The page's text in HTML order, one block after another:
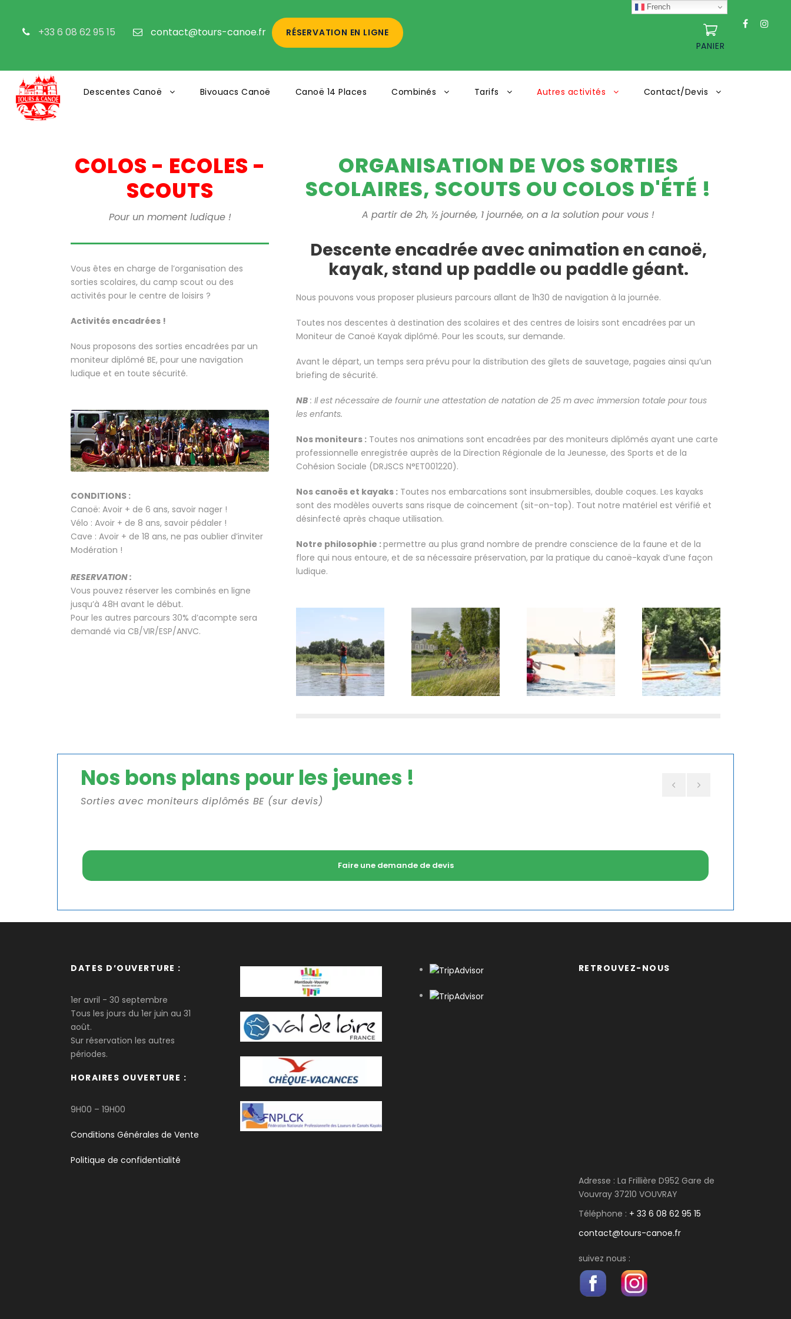
+33 6 08 62 95 15 contact@tours-canoe.fr
RÉSERVATION EN LIGNE
PANIER
Descentes Canoë Bivouacs Canoë Canoë 14 Places Combinés Tarifs Autres activités Contact/Devis
COLOS - ECOLES -
SCOUTS
Pour un moment ludique !
Vous êtes en charge de l’organisation des
sorties scolaires, du camp scout ou des
activités pour le centre de loisirs ?
Activités encadrées !
Nous proposons des sorties encadrées par un
moniteur diplômé BE, pour une navigation
ludique et en toute sécurité.
CONDITIONS :
Canoë: Avoir + de 6 ans, savoir nager !
Vélo : Avoir + de 8 ans, savoir pédaler !
Cave : Avoir + de 18 ans, ne pas oublier d’inviter
Modération !
RESERVATION :
Vous pouvez réserver les combinés en ligne
jusqu’à 48H avant le début.
Pour les autres parcours 30% d’acompte sera
demandé via CB/VIR/ESP/ANVC.
ORGANISATION DE VOS SORTIES
SCOLAIRES, SCOUTS OU COLOS D'ÉTÉ !
A partir de 2h, ½ journée, 1 journée, on a la solution pour vous !
Descente encadrée avec animation en canoë,
kayak, stand up paddle ou paddle géant.
Nous pouvons vous proposer plusieurs parcours allant de 1h30 de navigation à la journée.
Toutes nos descentes à destination des scolaires et des centres de loisirs sont encadrées par un
Moniteur de Canoë Kayak diplômé. Pour les scouts, sur demande.
Avant le départ, un temps sera prévu pour la distribution des gilets de sauvetage, pagaies ainsi qu’un
briefing de sécurité.
NB : Il est nécessaire de fournir une attestation de natation de 25 m avec immersion totale pour tous
les enfants.
Nos moniteurs : Toutes nos animations sont encadrées par des moniteurs diplômés ayant une carte
professionnelle enregistrée auprès de la Direction Régionale de la Jeunesse, des Sports et de la
Cohésion Sociale (DRJSCS N°ET001220).
Nos canoës et kayaks : Toutes nos embarcations sont insubmersibles, double coques. Les kayaks
sont des modèles ouverts sans risque de coincement (sit-on-top). Tout notre matériel est vérifié et
désinfecté après chaque utilisation.
Notre philosophie :permettre au plus grand nombre de prendre conscience de la faune et de la
flore qui nous entoure, et de sa nécessaire préservation, par la pratique du canoë-kayak d’une façon
ludique.
Nos bons plans pour les jeunes !
Sorties avec moniteurs diplômés BE (sur devis)
Faire une demande de devis
DATES D’OUVERTURE :
1er avril - 30 septembre
Tous les jours du 1er juin au 31
août.
Sur réservation les autres
périodes.
HORAIRES OUVERTURE :
9H00 – 19H00
Conditions Générales de Vente
Politique de confidentialité
RETROUVEZ-NOUS
Adresse : La Frillière D952 Gare de
Vouvray 37210 VOUVRAY
Téléphone : + 33 6 08 62 95 15
contact@tours-canoe.fr
suivez nous :
French